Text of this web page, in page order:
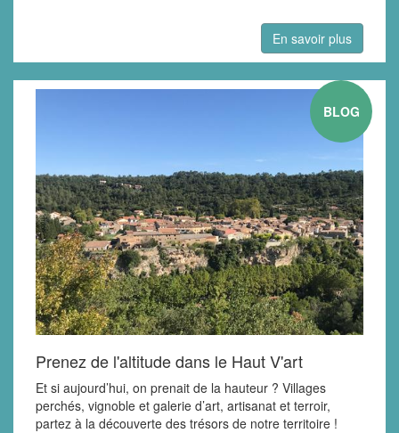
En savoir plus
BLOG
Prenez de l'altitude dans le Haut V'art
Et si aujourd’hui, on prenait de la hauteur ? Villages
perchés, vignoble et galerie d’art, artisanat et terroir,
partez à la découverte des trésors de notre territoire !